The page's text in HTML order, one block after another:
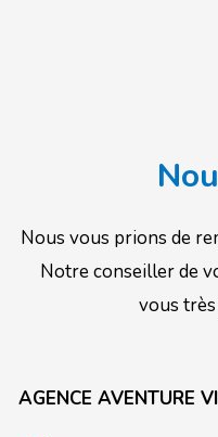
Nous vous prions de
Notre conseiller de
vous
AGENCE AVENTURE